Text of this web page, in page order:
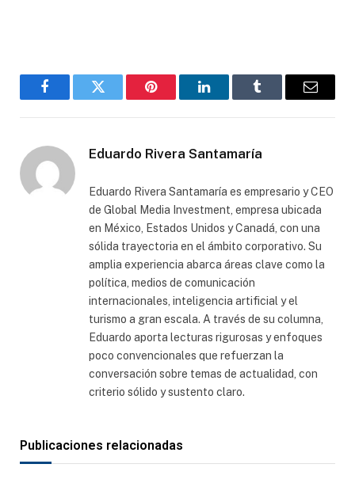
FacebookGorjeo Pinterest LinkedInTumblr
Correo
Eduardo Rivera Santamaría
Eduardo Rivera Santamaría es empresario y CEO
de Global Media Investment, empresa ubicada
en México, Estados Unidos y Canadá, con una
sólida trayectoria en el ámbito corporativo. Su
amplia experiencia abarca áreas clave como la
política, medios de comunicación
internacionales, inteligencia artificial y el
turismo a gran escala. A través de su columna,
Eduardo aporta lecturas rigurosas y enfoques
poco convencionales que refuerzan la
conversación sobre temas de actualidad, con
criterio sólido y sustento claro.
Publicaciones relacionadas